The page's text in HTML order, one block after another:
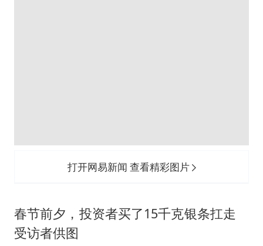
打开网易新闻 查看精彩图片
春节前夕，投资者买了15千克银条扛走
受访者供图